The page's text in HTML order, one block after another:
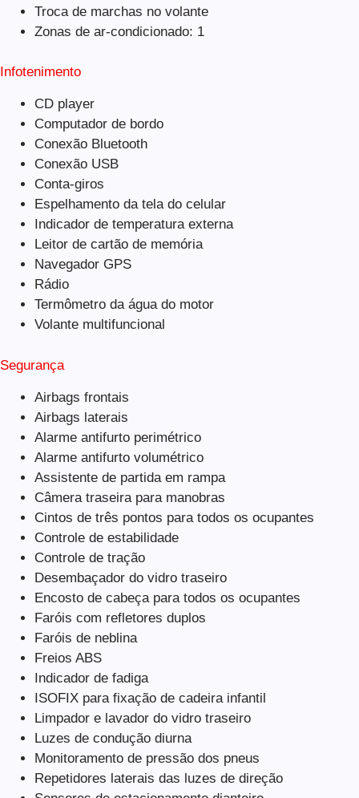
Troca de marchas no volante
Zonas de ar-condicionado: 1
Infotenimento
CD player
Computador de bordo
Conexão Bluetooth
Conexão USB
Conta-giros
Espelhamento da tela do celular
Indicador de temperatura externa
Leitor de cartão de memória
Navegador GPS
Rádio
Termômetro da água do motor
Volante multifuncional
Segurança
Airbags frontais
Airbags laterais
Alarme antifurto perimétrico
Alarme antifurto volumétrico
Assistente de partida em rampa
Câmera traseira para manobras
Cintos de três pontos para todos os ocupantes
Controle de estabilidade
Controle de tração
Desembaçador do vidro traseiro
Encosto de cabeça para todos os ocupantes
Faróis com refletores duplos
Faróis de neblina
Freios ABS
Indicador de fadiga
ISOFIX para fixação de cadeira infantil
Limpador e lavador do vidro traseiro
Luzes de condução diurna
Monitoramento de pressão dos pneus
Repetidores laterais das luzes de direção